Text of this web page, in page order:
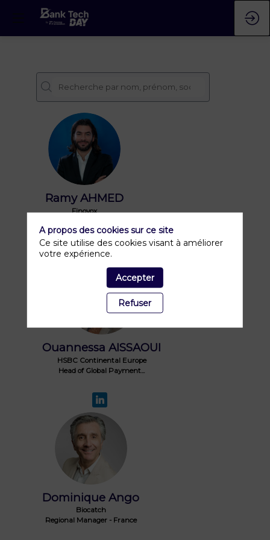
RA
Ramy AHMED
Finovox
OA
Ouannessa AISSAOUI
HSBC Continental Europe
Head of Global Payment...
DA
Dominique Ango
Biocatch
Regional Manager - France
A propos des cookies sur ce site
Ce site utilise des cookies visant à améliorer
votre expérience.
Accepter
Refuser